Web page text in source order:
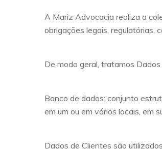
A Mariz Advocacia realiza a
obrigações legais, regulatórias,
De modo geral, tratamos
Banco de dados: conjunto
em um ou em vários locais, em
Dados de Clientes são